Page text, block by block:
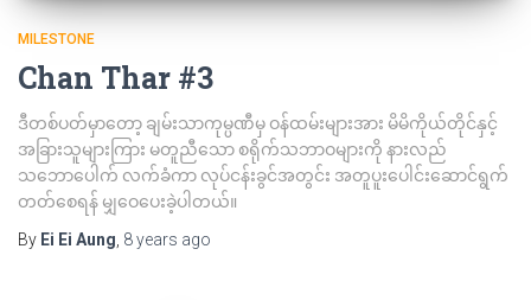
MILESTONE
Chan Thar #3
ဒီတစ်ပတ်မှာတော့ ချမ်းသာကုမ္ပဏီမှ ဝန်ထမ်းများအား မိမိကိုယ်တိုင်နှင့်
အခြားသူများကြား မတူညီသော စရိုက်သဘာဝများကို နားလည်
သဘောပေါက် လက်ခံကာ လုပ်ငန်းခွင်အတွင်း အတူပူးပေါင်းဆောင်ရွက်
တတ်စေရန် မျှဝေပေးခဲ့ပါတယ်။
By Ei Ei Aung 8 years ago